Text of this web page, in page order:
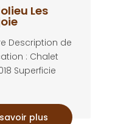
Les
Description de
: Chalet
Superficie
plus